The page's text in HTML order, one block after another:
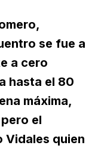
se fue a
a cero
hasta el 80
máxima,
el
Vidales quien